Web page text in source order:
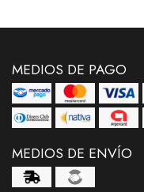
MEDIOS DE PAGO
MEDIOS DE ENVÍO